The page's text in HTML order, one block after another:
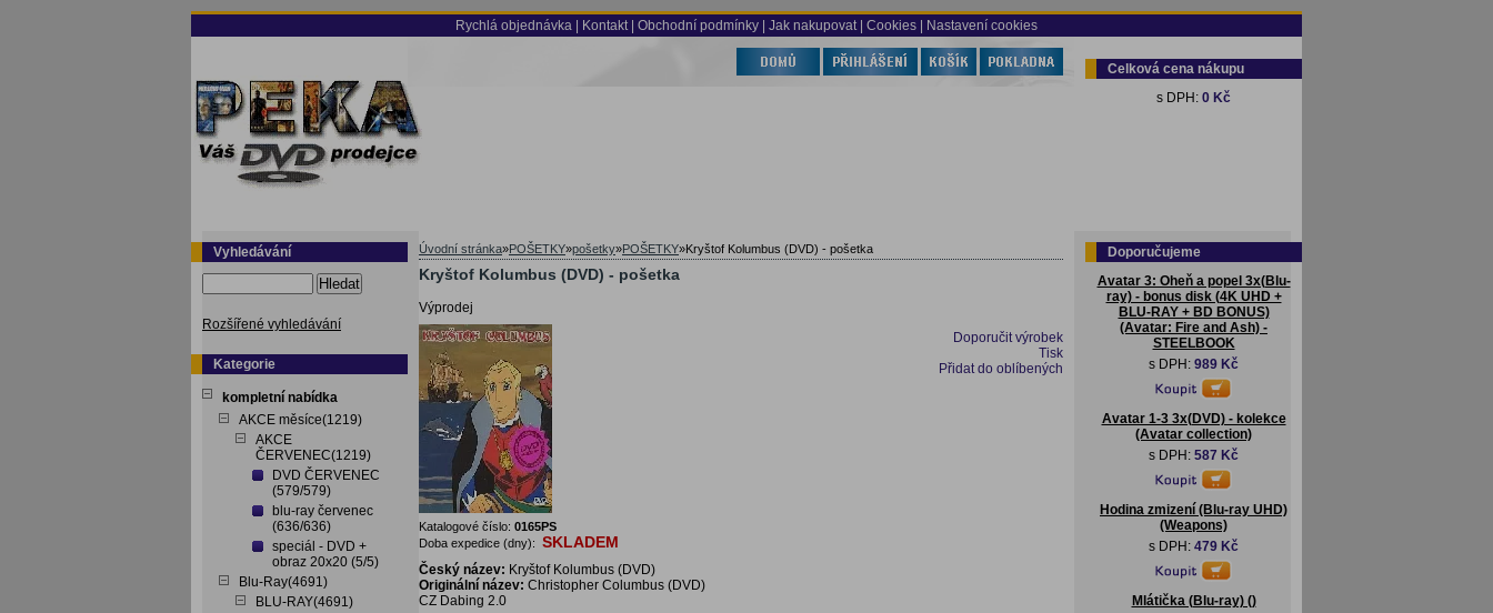
Rychlá objednávka Kontakt Obchodní podmínky Jak nakupovat | Cookies | Nastavení cookies
Celková cena nákupu
s DPH: 0 Kč
Vyhledávání
Hledat
Rozšířené vyhledávání
Kategorie
kompletní nabídka
AKCE měsíce(1219)
AKCE
ČERVENEC(1219)
DVD ČERVENEC
(579/579)
blu-ray červenec
(636/636)
speciál - DVD +
obraz 20x20 (5/5)
Blu-Ray(4691)
BLU-RAY(4691)
Úvodní stránka»POŠETKY»pošetky»POŠETKY»Kryštof Kolumbus (DVD) - pošetka
Kryštof Kolumbus (DVD) - pošetka
Výprodej
Doporučit výrobek
Tisk
Přidat do oblíbených
Katalogové číslo: 0165PS
Doba expedice (dny): SKLADEM
Český název: Kryštof Kolumbus (DVD)
Originální název: Christopher Columbus (DVD)
CZ Dabing 2.0
Doporučujeme
Avatar 3: Oheň a popel 3x(Blu-
ray) - bonus disk (4K UHD +
BLU-RAY + BD BONUS)
(Avatar: Fire and Ash) -
STEELBOOK
s DPH: 989 Kč
Avatar 1-3 3x(DVD) - kolekce
(Avatar collection)
s DPH: 587 Kč
Hodina zmizení (Blu-ray UHD)
(Weapons)
s DPH: 479 Kč
Mlátička (Blu-ray) ()